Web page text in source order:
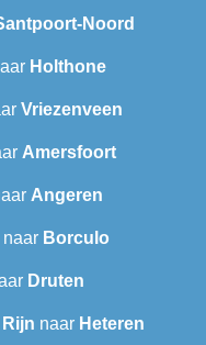
Noord
Holthone
Vriezenveen
Amersfoort
Angeren
naar Borculo
Druten
naar Heteren